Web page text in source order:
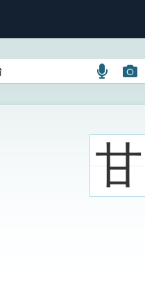
語
搜
圖
示
圖
搜
圖
示
甘